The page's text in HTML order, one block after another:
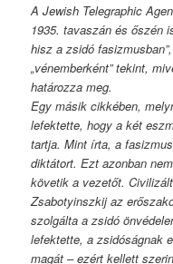
A Jewish Telegraphic
1935. tavaszán és őszén
hisz a zsidó
„vénemberként” tekint,
határozza meg.
Egy másik cikkében,
lefektette, hogy a két
tartja. Mint írta, a
diktátort. Ezt azonban
követik a vezetőt.
Zsabotyinszkij az
szolgálta a zsidó
lefektette, a zsidóságnak
magát – ezért kellett